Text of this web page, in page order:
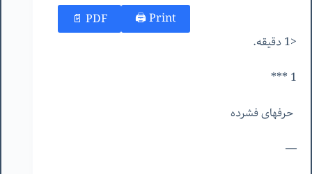
Print 🖨
PDF 📄
<1 دقیقه.
1 ***
حرفهای فشرده
—